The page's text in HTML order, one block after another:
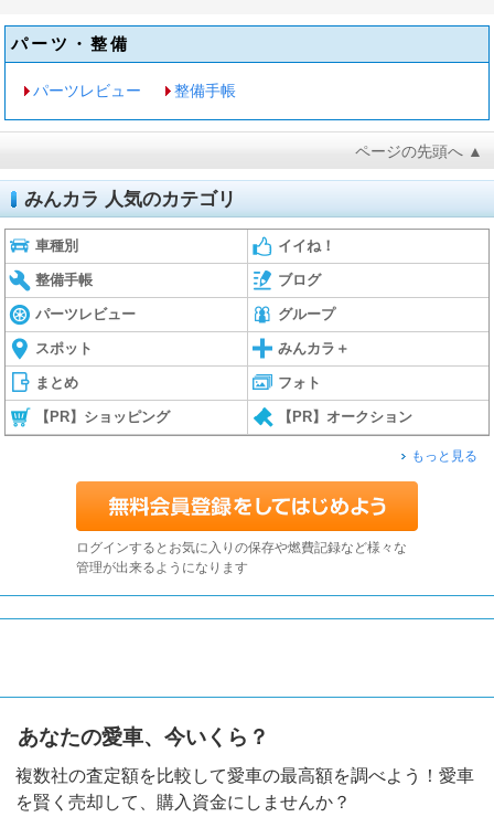
パーツ・整備
パーツレビュー 整備手帳
ページの先頭へ ▲
みんカラ 人気のカテゴリ
車種別 イイね！
整備手帳 ブログ
パーツレビュー グループ
スポット みんカラ＋
まとめ フォト
【PR】ショッピング 【PR】オークション
もっと見る
ログインするとお気に入りの保存や燃費記録など様々な
管理が出来るようになります
あなたの愛車、今いくら？
複数社の査定額を比較して愛車の最高額を調べよう！愛車
を賢く売却して、購入資金にしませんか？